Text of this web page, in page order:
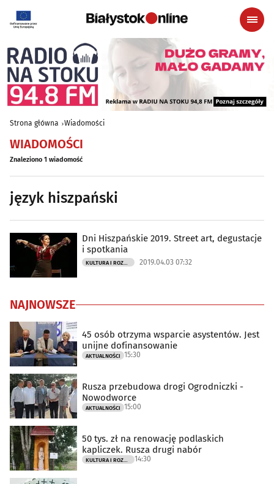
Strona główna Wiadomości
WIADOMOŚCI
Znaleziono 1 wiadomość
język hiszpański
Dni Hiszpańskie 2019. Street art, degustacje
i spotkania
KULTURA I ROZRYWKA 2019.04.03 07:32
NAJNOWSZE
45 osób otrzyma wsparcie asystentów. Jest
unijne dofinansowanie
AKTUALNOŚCI 15:30
Rusza przebudowa drogi Ogrodniczki -
Nowodworce
AKTUALNOŚCI 15:00
50 tys. zł na renowację podlaskich
kapliczek. Rusza drugi nabór
14:30